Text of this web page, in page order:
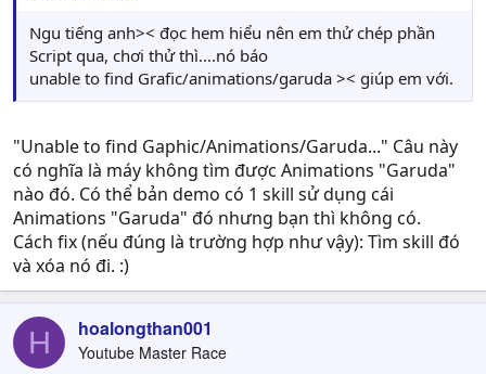
Ngu tiếng anh>< đọc hem hiểu nên em thử chép phần
Script qua, chơi thử thì....nó báo
unable to find Grafic/animations/garuda >< giúp em với.
"Unable to find Gaphic/Animations/Garuda..." Câu này
có nghĩa là máy không tìm được Animations "Garuda"
nào đó. Có thể bản demo có 1 skill sử dụng cái
Animations "Garuda" đó nhưng bạn thì không có.
Cách fix (nếu đúng là trường hợp như vậy): Tìm skill đó
và xóa nó đi. :)
H hoalongthan001
Youtube Master Race